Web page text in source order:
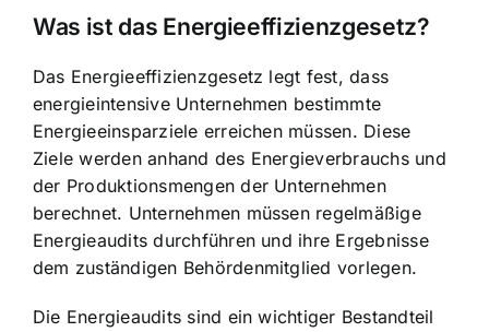
Was ist das Energieeffizienzgesetz?
Das Energieeffizienzgesetz legt fest, dass
energieintensive Unternehmen bestimmte
Energieeinsparziele erreichen müssen. Diese
Ziele werden anhand des Energieverbrauchs und
der Produktionsmengen der Unternehmen
berechnet. Unternehmen müssen regelmäßige
Energieaudits durchführen und ihre Ergebnisse
dem zuständigen Behördenmitglied vorlegen.
Die Energieaudits sind ein wichtiger Bestandteil